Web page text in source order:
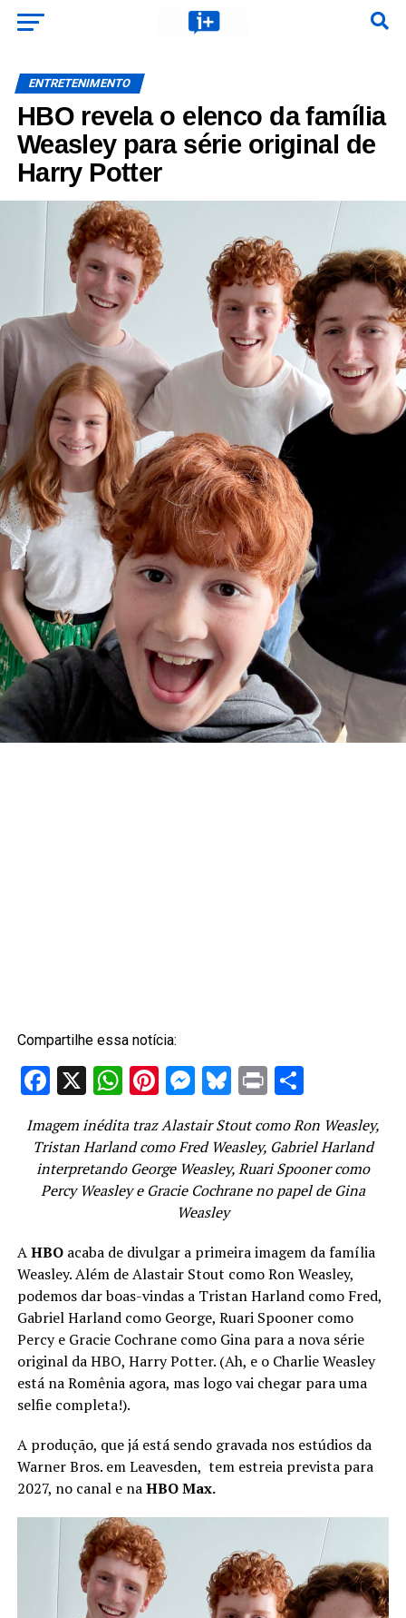
ENTRETENIMENTO
HBO revela o elenco da família
Weasley para série original de
Harry Potter
Compartilhe essa notícia:
Facebook
X WhatsApp
Pinterest
Messenger
Bluesky
PrintShare
Imagem inédita traz Alastair Stout como Ron Weasley,
Tristan Harland como Fred Weasley, Gabriel Harland
interpretando George Weasley, Ruari Spooner como
Percy Weasley e Gracie Cochrane no papel de Gina
Weasley
AHBOacaba de divulgar a primeira imagem da família
Weasley. Além de Alastair Stout como Ron Weasley,
podemos dar boas-vindas a Tristan Harland como Fred,
Gabriel Harland como George, Ruari Spooner como
Percy e Gracie Cochrane como Gina para a nova série
original da HBO, Harry Potter. (Ah, e o Charlie Weasley
está na Romênia agora, mas logo vai chegar para uma
selfie completa!).
A produção, que já está sendo gravada nos estúdios da
Warner Bros. em Leavesden, tem estreia prevista para
2027, no canal e naHBO Max.